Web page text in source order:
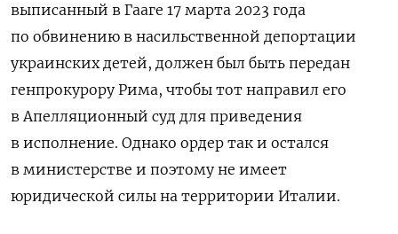
выписанный в Гааге 17 марта 2023 года
по обвинению в насильственной депортации
украинских детей, должен был быть передан
генпрокурору Рима, чтобы тот направил его
в Апелляционный суд для приведения
в исполнение. Однако ордер так и остался
в министерстве и поэтому не имеет
юридической силы на территории Италии.